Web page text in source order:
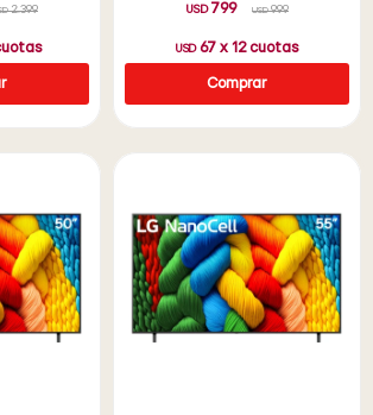
2.399 USD 799 USD 999
USD 67 x 12cuotas